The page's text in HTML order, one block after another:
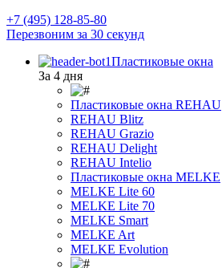
+7 (495) 128-85-80
Перезвоним за 30 секунд
Пластиковые окна
За 4 дня
Пластиковые окна REHAU
REHAU Blitz
REHAU Grazio
REHAU Delight
REHAU Intelio
Пластиковые окна MELKE
MELKE Lite 60
MELKE Lite 70
MELKE Smart
MELKE Art
MELKE Evolution